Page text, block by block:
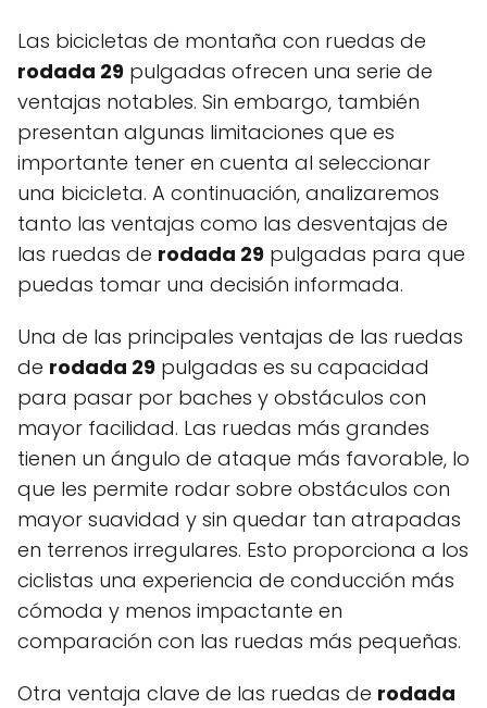
Las bicicletas de montaña con ruedas de
rodada 29 pulgadas ofrecen una serie de
ventajas notables. Sin embargo, también
presentan algunas limitaciones que es
importante tener en cuenta al seleccionar
una bicicleta. A continuación, analizaremos
tanto las ventajas como las desventajas de
las ruedas de rodada 29 pulgadas para que
puedas tomar una decisión informada.
Una de las principales ventajas de las ruedas
de rodada 29 pulgadas es su capacidad
para pasar por baches y obstáculos con
mayor facilidad. Las ruedas más grandes
tienen un ángulo de ataque más favorable, lo
que les permite rodar sobre obstáculos con
mayor suavidad y sin quedar tan atrapadas
en terrenos irregulares. Esto proporciona a los
ciclistas una experiencia de conducción más
cómoda y menos impactante en
comparación con las ruedas más pequeñas.
Otra ventaja clave de las ruedas de rodada